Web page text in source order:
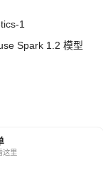
1
Spark 1.2 模型
这里